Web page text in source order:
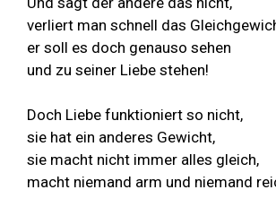
verliert man schnell das
er soll es doch genauso sehen
und zu seiner Liebe stehen!
Doch Liebe funktioniert so nicht,
sie hat ein anderes Gewicht,
sie macht nicht immer alles gleich,
macht niemand arm und niemand